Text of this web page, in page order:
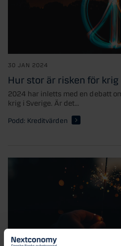
30 JAN 2024
Hur stor är risken för krig
2024 har inletts med en debatt
krig i Sverige. Är det...
Podd: Kreditvärden